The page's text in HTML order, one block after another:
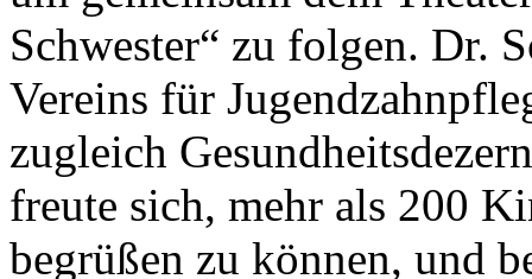
Schwester“ zu folgen. Dr.
Vereins für
zugleich
freute sich, mehr als 200
begrüßen zu können, und